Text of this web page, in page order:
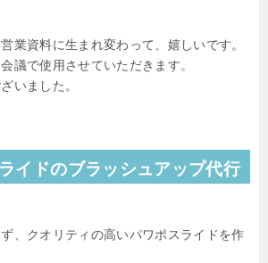
業資料に生まれ変わって、嬉しいです。
議で使用させていただきます。
いました。
イドのブラッシュアップ代行
、クオリティの高いパワポスライドを作